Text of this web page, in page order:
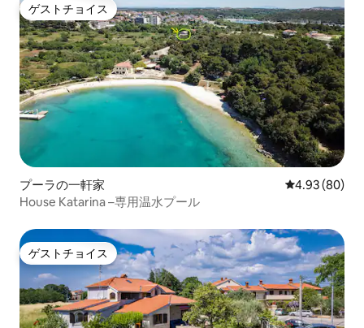
ゲストチョイス
ゲストチョイス
プーラの一軒家 レビュー80
4.93 (80)
House Katarina –専用温水プール
ゲストチョイス
ゲストチョイス